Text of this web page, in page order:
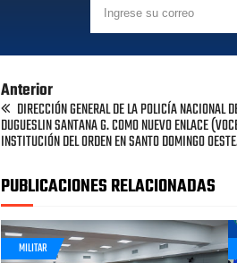
Anterior
DIRECCIÓN GENERAL DE LA POLICÍA NACIONAL
DUGUESLIN SANTANA G. COMO NUEVO ENLACE
INSTITUCIÓN DEL ORDEN EN SANTO DOMINGO
PUBLICACIONES RELACIONADAS
MILITAR